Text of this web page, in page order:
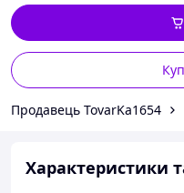
Продавець TovarKa1654
Характеристики